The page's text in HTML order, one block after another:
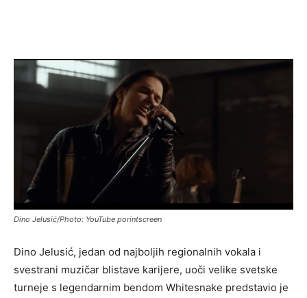
Dino Jelusić/Photo: YouTube porintscreen
Dino Jelusić, jedan od najboljih regionalnih vokala i
svestrani muzičar blistave karijere, uoči velike svetske
turneje s legendarnim bendom Whitesnake predstavio je